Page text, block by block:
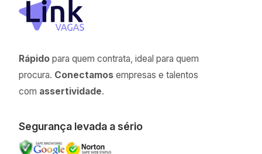
Rápidopara quem contrata, ideal para quem
procura. Conectamosempresas e talentos
com assertividade.
Segurança levada a sério